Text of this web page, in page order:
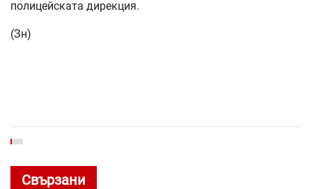
полицейската дирекция.
(Зн)
Свързани